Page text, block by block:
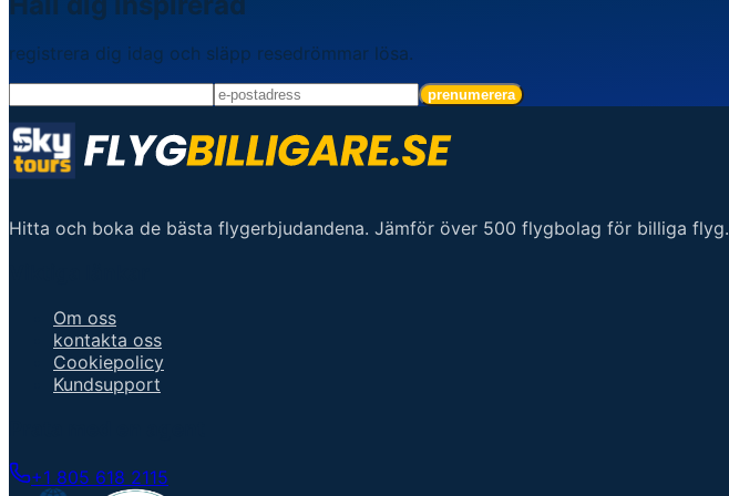
registrera dig idag och släpp resedrömmar lösa.
prenumerera
Hitta och boka de bästa flygerbjudandena. Jämför över 500 flygbolag för billiga flyg.
Om oss
kontakta oss
Cookiepolicy
Kundsupport
+1 805 618 2115